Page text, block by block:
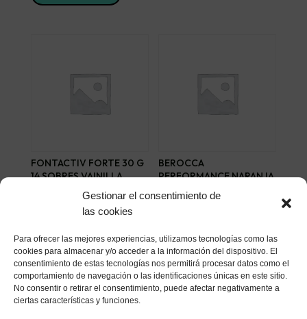
Gestionar el consentimiento de
las cookies
Para ofrecer las mejores experiencias, utilizamos tecnologías como las
cookies para almacenar y/o acceder a la información del dispositivo. El
consentimiento de estas tecnologías nos permitirá procesar datos como el
comportamiento de navegación o las identificaciones únicas en este sitio.
No consentir o retirar el consentimiento, puede afectar negativamente a
ciertas características y funciones.
FONTACTIV FORTE 30 G
14 SOBRES VAINILLA
BEROCCA
PERFORMANCE NARANJA
30 COMP EFERV
Añadir al carrito